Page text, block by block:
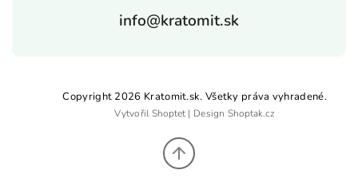
info@kratomit.sk
Copyright 2026 Kratomit.sk. Všetky práva vyhradené.
VytvořilShoptet | Design Shoptak.cz